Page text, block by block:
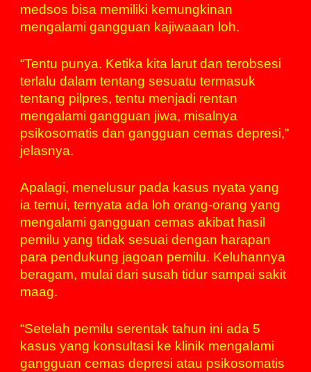
medsos bisa memiliki kemungkinan
mengalami gangguan kajiwaaan loh.
“Tentu punya. Ketika kita larut dan terobsesi
terlalu dalam tentang sesuatu termasuk
tentang pilpres, tentu menjadi rentan
mengalami gangguan jiwa, misalnya
psikosomatis dan gangguan cemas depresi,”
jelasnya.
Apalagi, menelusur pada kasus nyata yang
ia temui, ternyata ada loh orang-orang yang
mengalami gangguan cemas akibat hasil
pemilu yang tidak sesuai dengan harapan
para pendukung jagoan pemilu. Keluhannya
beragam, mulai dari susah tidur sampai sakit
maag.
“Setelah pemilu serentak tahun ini ada 5
kasus yang konsultasi ke klinik mengalami
gangguan cemas depresi atau psikosomatis